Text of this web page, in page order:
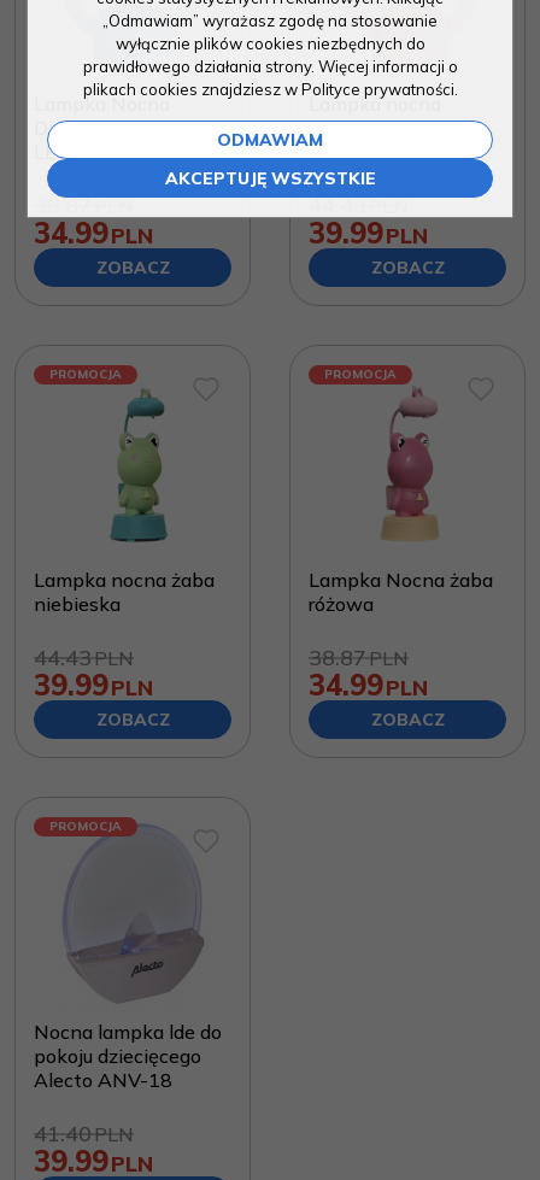
Lampka Nocna
Dinozaur Niebieska –
LED 3D dla Dzieci
38.87
34.99PLN
ZOBACZ
Lampka nocna
dinozaur różowa
44.43
39.99PLN
ZOBACZ
PROMOCJA
Lampka nocna żaba
niebieska
44.43PLN
39.99PLN
ZOBACZ
PROMOCJA
Lampka Nocna żaba
różowa
38.87PLN
34.99PLN
ZOBACZ
PROMOCJA
Nocna lampka lde do
pokoju dziecięcego
Alecto ANV-18
41.40PLN
39.99PLN
„Odmawiam” wyrażasz zgodę na stosowanie
wyłącznie plików cookies niezbędnych do
prawidłowego działania strony. Więcej informacji o
plikach cookies znajdziesz w Polityce prywatności.
ODMAWIAM
AKCEPTUJĘ WSZYSTKIE